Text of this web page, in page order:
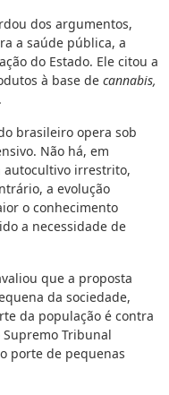
dos argumentos,
a saúde pública, a
do Estado. Ele citou a
à base de cannabis,
brasileiro opera sob
Não há, em
autocultivo irrestrito,
a evolução
o conhecimento
a necessidade de
que a proposta
da sociedade,
da população é contra
Tribunal
porte de pequenas